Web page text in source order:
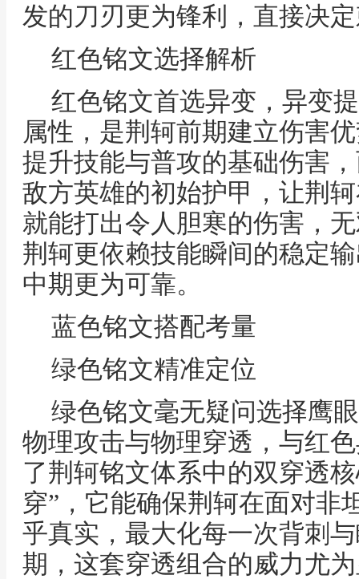
发的刀刃更为锋利，直接决
红色铭文选择解析
红色铭文首选异变，异变
属性，是荆轲前期建立伤害
提升技能与普攻的基础伤害
敌方英雄的初始护甲，让荆
就能打出令人胆寒的伤害，
荆轲更依赖技能瞬间的稳定
中期更为可靠。
蓝色铭文搭配考量
绿色铭文精准定位
绿色铭文毫无疑问选择鹰
物理攻击与物理穿透，与红
了荆轲铭文体系中的双穿透
穿”，它能确保荆轲在面对非
乎真实，最大化每一次背刺
期，这套穿透组合的威力尤